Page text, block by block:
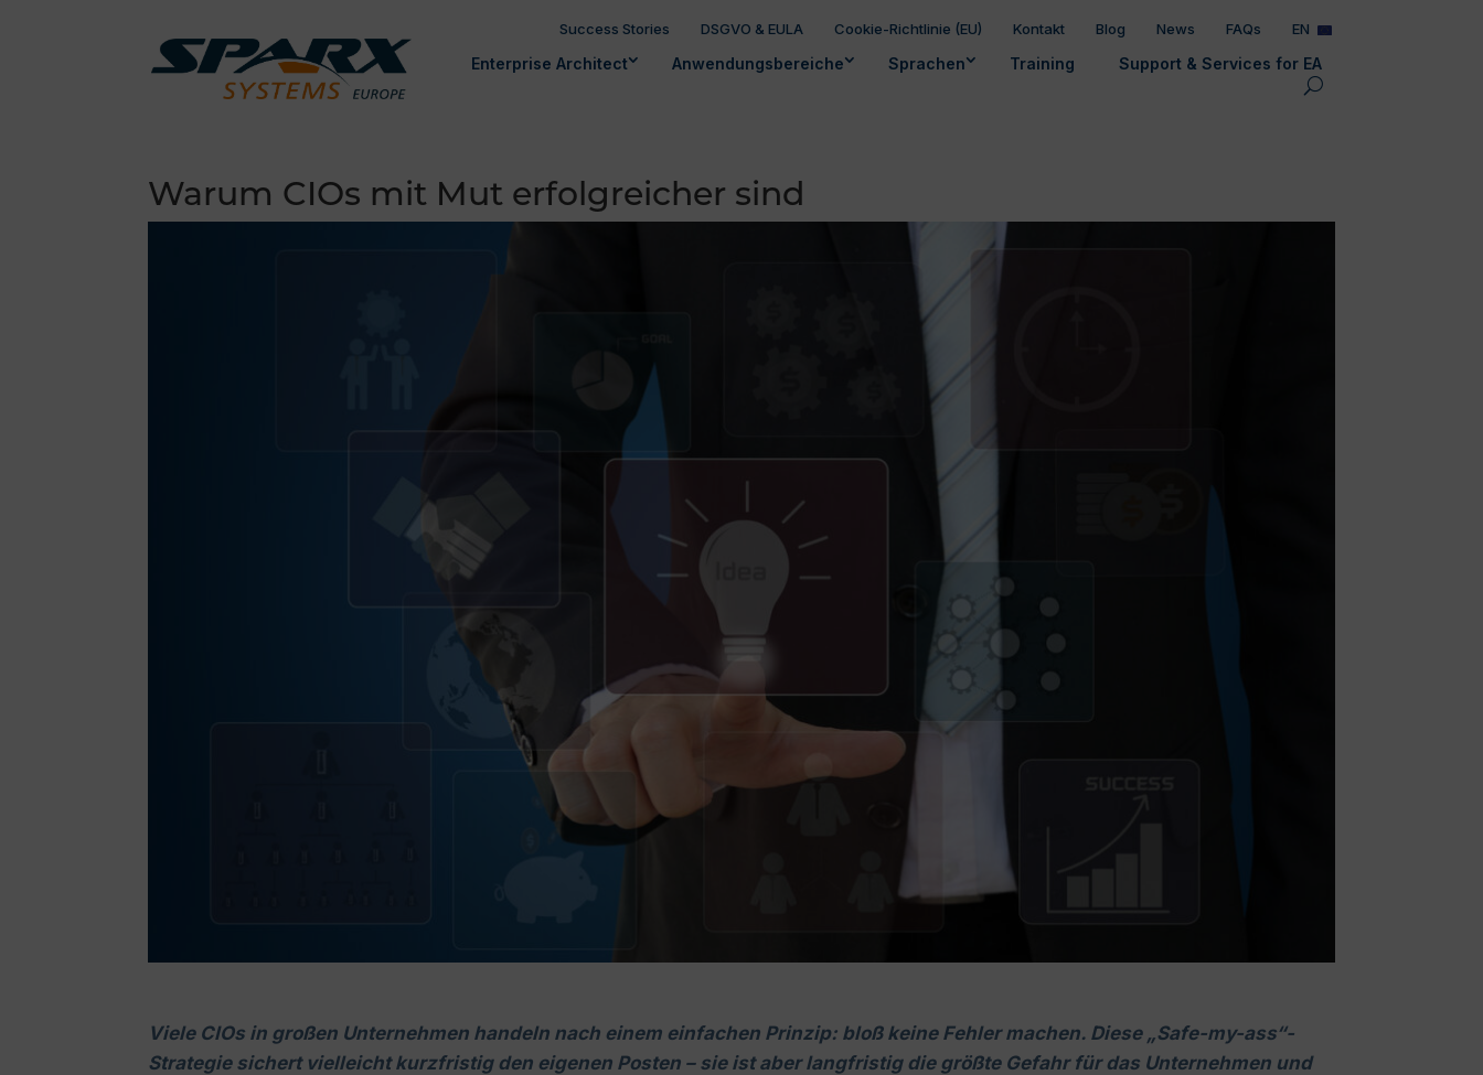
Success Stories DSGVO & EULA Cookie-Richtlinie (EU) Kontakt Blog News FAQs EN
Enterprise Architect Anwendungsbereiche Sprachen Training Support & Services for EA
Warum CIOs mit Mut erfolgreicher sind
Viele CIOs in großen Unternehmen handeln nach einem einfachen Prinzip: bloß keine Fehler machen. Diese „Safe-my-ass“-
Strategie sichert vielleicht kurzfristig den eigenen Posten – sie ist aber langfristig die größte Gefahr für das Unternehmen und